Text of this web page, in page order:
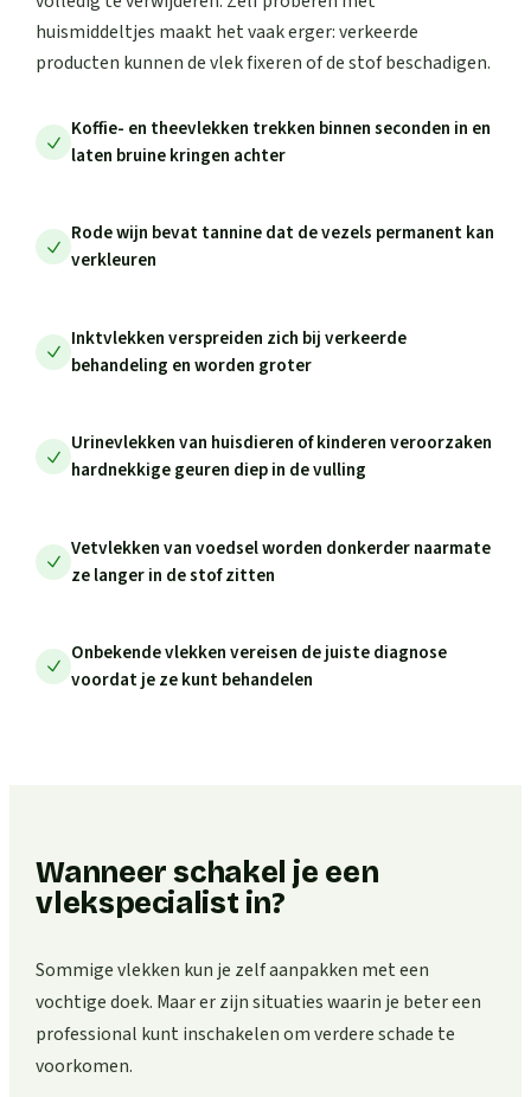
huismiddeltjes maakt het vaak erger: verkeerde
producten kunnen de vlek fixeren of de stof beschadigen.
Koffie- en theevlekken trekken binnen seconden in en
laten bruine kringen achter
Rode wijn bevat tannine dat de vezels permanent kan
verkleuren
Inktvlekken verspreiden zich bij verkeerde
behandeling en worden groter
Urinevlekken van huisdieren of kinderen veroorzaken
hardnekkige geuren diep in de vulling
Vetvlekken van voedsel worden donkerder naarmate
ze langer in de stof zitten
Onbekende vlekken vereisen de juiste diagnose
voordat je ze kunt behandelen
Wanneer schakel je een
vlekspecialist in?
Sommige vlekken kun je zelf aanpakken met een
vochtige doek. Maar er zijn situaties waarin je beter een
professional kunt inschakelen om verdere schade te
voorkomen.